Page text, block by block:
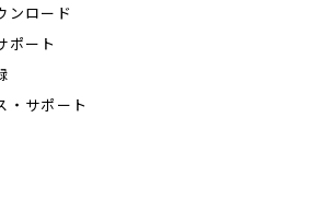
ンロード
ポート
・サポート